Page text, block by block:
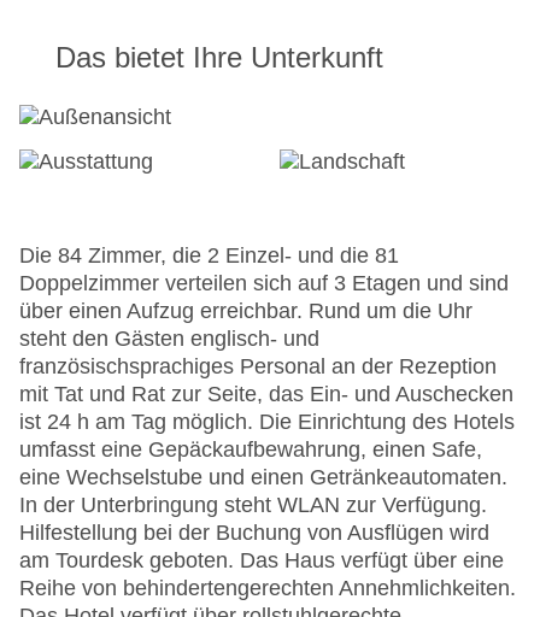
Das bietet Ihre Unterkunft
Die 84 Zimmer, die 2 Einzel- und die 81
Doppelzimmer verteilen sich auf 3 Etagen und sind
über einen Aufzug erreichbar. Rund um die Uhr
steht den Gästen englisch- und
französischsprachiges Personal an der Rezeption
mit Tat und Rat zur Seite, das Ein- und Auschecken
ist 24 h am Tag möglich. Die Einrichtung des Hotels
umfasst eine Gepäckaufbewahrung, einen Safe,
eine Wechselstube und einen Getränkeautomaten.
In der Unterbringung steht WLAN zur Verfügung.
Hilfestellung bei der Buchung von Ausflügen wird
am Tourdesk geboten. Das Haus verfügt über eine
Reihe von behindertengerechten Annehmlichkeiten.